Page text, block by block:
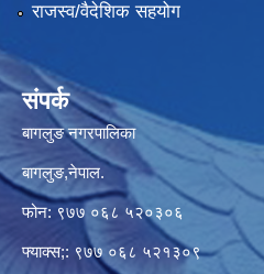
राजस्व/वैदेशिक सहयोग
संपर्क
बागलुङ नगरपालिका
बागलुङ,नेपाल.
फोन: ९७७ ०६८ ५२०३०६
फ्याक्स;: ९७७ ०६८ ५२१३०९